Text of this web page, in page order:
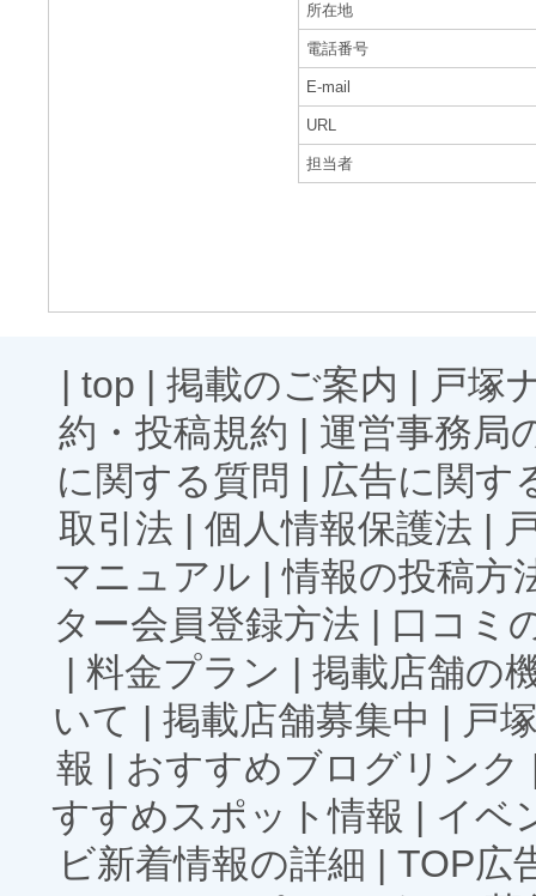
所在地
電話番号
E-mail
URL
担当者
| top | 掲載のご案内 | 戸塚
約・投稿規約 | 運営事務局
に関する質問 | 広告に関す
取引法 | 個人情報保護法 |
マニュアル |情報の投稿方
ター会員登録方法 | 口コミ
| 料金プラン | 掲載店舗の
いて | 掲載店舗募集中 | 戸
報 | おすすめブログリンク
すすめスポット情報 | イベ
ビ新着情報の詳細 | TOP広